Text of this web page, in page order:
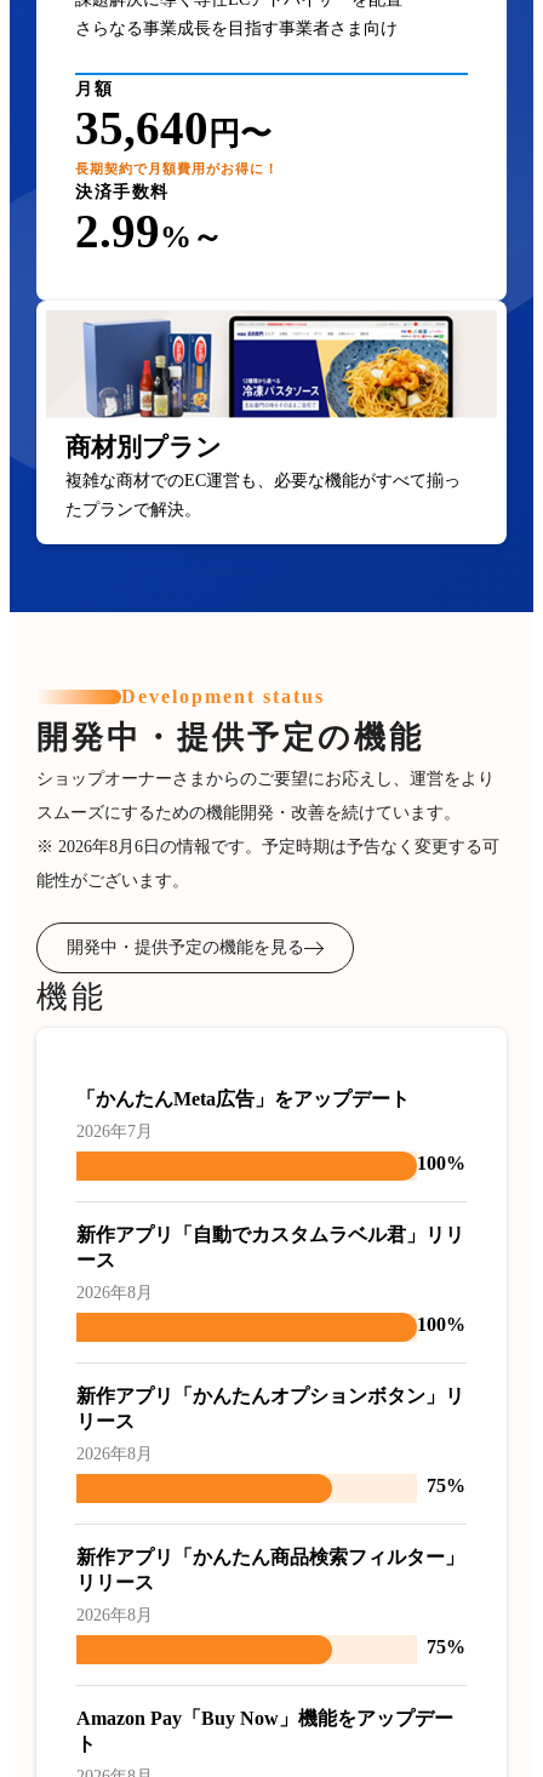
さらなる事業成長を目指す事業者さま向け
月額
35,640 円〜
長期契約で月額費用がお得に！
決済手数料
2.99%～
商材別プラン
複雑な商材でのEC運営も、必要な機能がすべて揃っ
たプランで解決。
Development status
開発中・提供予定の機能
ショップオーナーさまからのご要望にお応えし、運営をより
スムーズにするための機能開発・改善を続けています。
※ 2026年8月6日の情報です。予定時期は予告なく変更する可
能性がございます。
開発中・提供予定の機能を見る
機能
「かんたんMeta広告」をアップデート
2026年7月
100%
新作アプリ「自動でカスタムラベル君」リリ
ース
2026年8月
100%
新作アプリ「かんたんオプションボタン」リ
リース
2026年8月
75%
新作アプリ「かんたん商品検索フィルター」
リリース
2026年8月
75%
Amazon Pay「Buy Now」機能をアップデー
ト